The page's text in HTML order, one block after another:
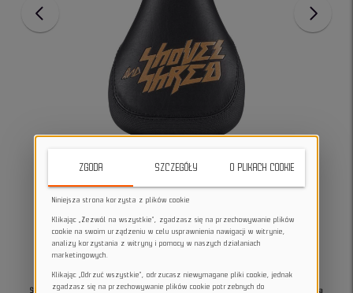
Siodełko Rowerowe Reverse Nico Vink Signature z krótkim błotnikiem MTB, idealne dla
ZGODA SZCZEGÓŁY O PLIKACH COOKIE
Niniejsza strona korzysta z plików cookie
Klikając „Zezwól na wszystkie”, zgadzasz się na przechowywanie plików
cookie na swoim urządzeniu w celu usprawnienia nawigacji w witrynie,
analizy korzystania z witryny i pomocy w naszych działaniach
marketingowych.
Klikając „Odrzuć wszystkie”, odrzucasz niewymagane pliki cookie, jednak
zgadzasz się na przechowywanie plików cookie potrzebnych do